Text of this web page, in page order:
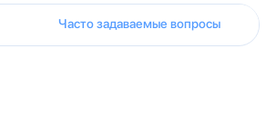
Часто задаваемые вопросы